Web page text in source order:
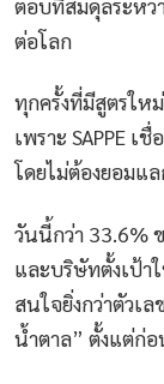
ต่อโลก
ทุกครั้งที่มีสูตรให
เพราะ SAPPE เ
โดยไม่ต้องยอมแ
วันนี้กว่า 33.6%
และบริษัทตั้งเป้า
สนใจยิ่งกว่าตัวเล
น้ำตาล” ตั้งแต่ก่